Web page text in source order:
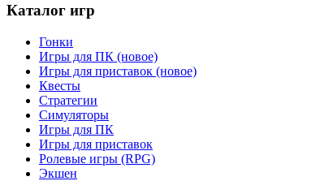
Каталог игр
Гонки
Игры для ПК (новое)
Игры для приставок (новое)
Квесты
Стратегии
Симуляторы
Игры для ПК
Игры для приставок
Ролевые игры (RPG)
Экшен